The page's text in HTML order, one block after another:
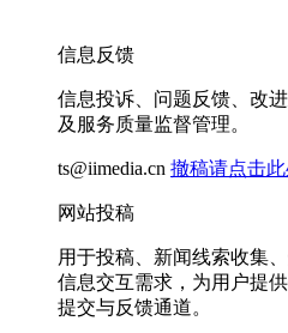
信息反馈
信息投诉、问题反馈、改
及服务质量监督管理。
ts@iimedia.cn 撤稿请点击此
网站投稿
用于投稿、新闻线索收集
信息交互需求，为用户提
提交与反馈通道。